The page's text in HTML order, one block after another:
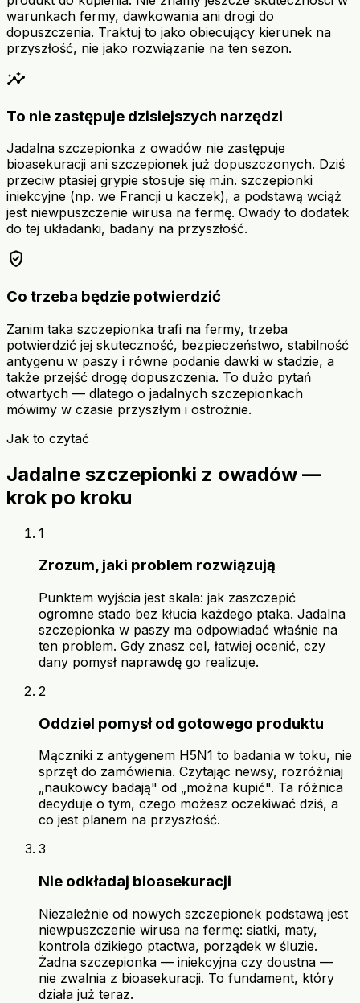
warunkach fermy, dawkowania ani drogi do
dopuszczenia. Traktuj to jako obiecujący kierunek na
przyszłość, nie jako rozwiązanie na ten sezon.
insights
To nie zastępuje dzisiejszych narzędzi
Jadalna szczepionka z owadów nie zastępuje
bioasekuracji ani szczepionek już dopuszczonych. Dziś
przeciw ptasiej grypie stosuje się m.in. szczepionki
iniekcyjne (np. we Francji u kaczek), a podstawą wciąż
jest niewpuszczenie wirusa na fermę. Owady to dodatek
do tej układanki, badany na przyszłość.
verified_user
Co trzeba będzie potwierdzić
Zanim taka szczepionka trafi na fermy, trzeba
potwierdzić jej skuteczność, bezpieczeństwo, stabilność
antygenu w paszy i równe podanie dawki w stadzie, a
także przejść drogę dopuszczenia. To dużo pytań
otwartych — dlatego o jadalnych szczepionkach
mówimy w czasie przyszłym i ostrożnie.
Jak to czytać
Jadalne szczepionki z owadów —
krok po kroku
1
Zrozum, jaki problem rozwiązują
Punktem wyjścia jest skala: jak zaszczepić
ogromne stado bez kłucia każdego ptaka. Jadalna
szczepionka w paszy ma odpowiadać właśnie na
ten problem. Gdy znasz cel, łatwiej ocenić, czy
dany pomysł naprawdę go realizuje.
2
Oddziel pomysł od gotowego produktu
Mączniki z antygenem H5N1 to badania w toku, nie
sprzęt do zamówienia. Czytając newsy, rozróżniaj
„naukowcy badają" od „można kupić". Ta różnica
decyduje o tym, czego możesz oczekiwać dziś, a
co jest planem na przyszłość.
3
Nie odkładaj bioasekuracji
Niezależnie od nowych szczepionek podstawą jest
niewpuszczenie wirusa na fermę: siatki, maty,
kontrola dzikiego ptactwa, porządek w śluzie.
Żadna szczepionka — iniekcyjna czy doustna —
nie zwalnia z bioasekuracji. To fundament, który
działa już teraz.